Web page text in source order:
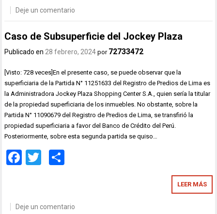
Deje un comentario
Caso de Subsuperficie del Jockey Plaza
Publicado en 28 febrero, 2024 por 72733472
[Visto: 728 veces]En el presente caso, se puede observar que la
superficiaria de la Partida N° 11251633 del Registro de Predios de Lima es
la Administradora Jockey Plaza Shopping Center S.A., quien sería la titular
de la propiedad superficiaria de los inmuebles. No obstante, sobre la
Partida N° 11090679 del Registro de Predios de Lima, se transfirió la
propiedad superficiaria a favor del Banco de Crédito del Perú.
Posteriormente, sobre esta segunda partida se quiso…
Facebook
Twitter
LEER MÁS
Deje un comentario